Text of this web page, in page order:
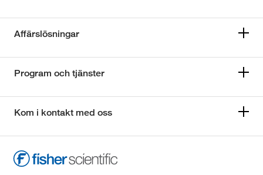
Affärslösningar
Program och tjänster
Kom i kontakt med oss